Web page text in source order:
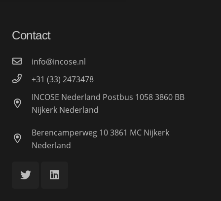
Contact
info@incose.nl
+31 (33) 2473478
INCOSE Nederland Postbus 1058 3860 BB
Nijkerk Nederland
Berencamperweg 10 3861 MC Nijkerk
Nederland